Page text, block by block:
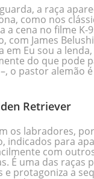
a raça
como nos
a cena no filme K-
com James
em Eu sou a
do que pode
o pastor alemão
Retriever
os labradores,
indicados para
com
É uma das raças
protagoniza a